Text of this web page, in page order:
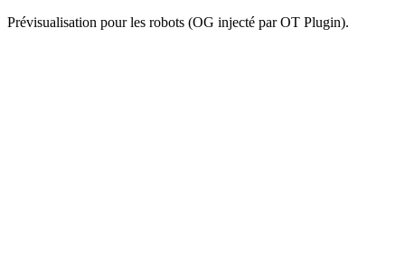
Prévisualisation pour les robots (OG injecté par OT Plugin).